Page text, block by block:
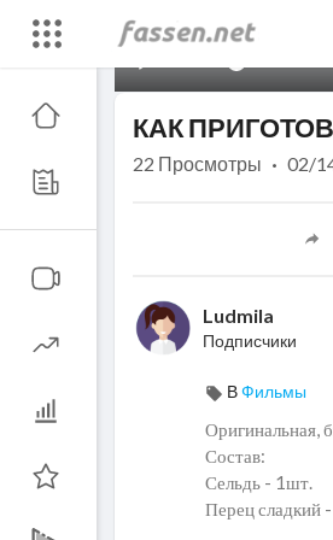
КАК
22 Просмотры · 02/
Ludmila
Подписчики
ВФильмы
Оригинальная,
Состав:
Сельдь - 1шт.
Перец сладкий